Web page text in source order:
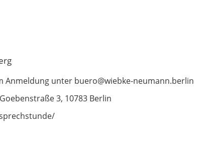
Anmeldung unter buero@wiebke-neumann.berlin
3, 10783 Berlin